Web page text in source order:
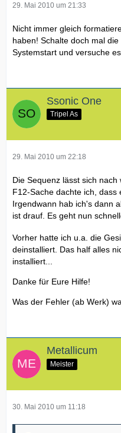
29. Mai 2010 um 21:33
Nicht immer gleich
haben! Schalte doch mal
Systemstart und versuche
Ssonic One
Tripel As
29. Mai 2010 um 22:18
Die Sequenz lässt sich
F12-Sache dachte ich, dass
Irgendwann hab ich's dann
ist drauf. Es geht nun
Vorher hatte ich u.a. die
deinstalliert. Das half alles
installiert...
Danke für Eure Hilfe!
Was der Fehler (ab Werk)
Metallicum
Meister
30. Mai 2010 um 11:18